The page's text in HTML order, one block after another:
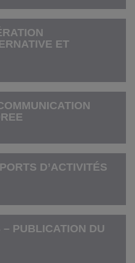
ET
D’ACTIVITÉS
PUBLICATION DU